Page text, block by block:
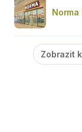
Norma
Zobrazit